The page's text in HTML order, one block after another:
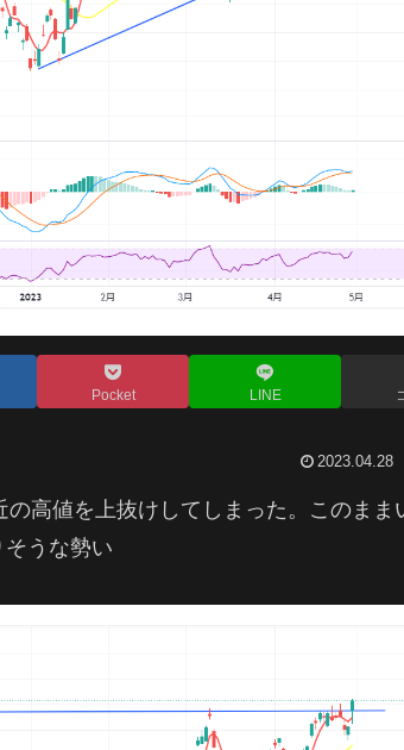
Pocket LINE
2023.04.28
高値を上抜けしてしまった。このまま
うな勢い